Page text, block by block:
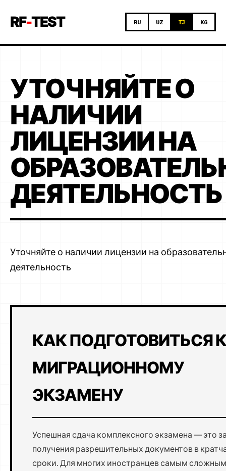
RF-TEST RU UZ TJ KG
УТОЧНЯЙТЕ О
НАЛИЧИИ
ЛИЦЕНЗИИ НА
ДЕЯТЕЛЬНОСТЬ
Уточняйте о наличии лицензии на
деятельность
КАК ПОДГОТОВИТЬСЯ К
МИГРАЦИОННОМУ
ЭКЗАМЕНУ
Успешная сдача комплексного экзамена — это
получения разрешительных документов в
сроки. Для многих иностранцев самым